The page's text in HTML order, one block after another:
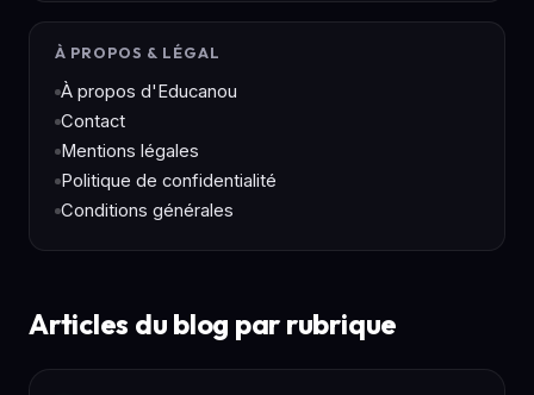
À PROPOS & LÉGAL
À propos d'Educanou
Contact
Mentions légales
Politique de confidentialité
Conditions générales
Articles du blog par rubrique